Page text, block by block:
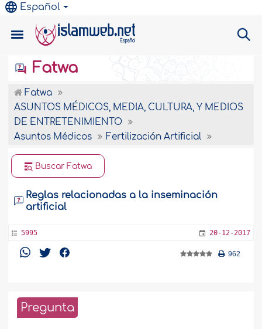
Español
Fatwa
Fatwa
ASUNTOS MÉDICOS, MEDIA, CULTURA, Y MEDIOS
DE ENTRETENIMIENTO
Asuntos Médicos
Fertilización Artificial
Buscar Fatwa
Reglas relacionadas a la inseminación
artificial
5995 20-12-2017
962
Pregunta